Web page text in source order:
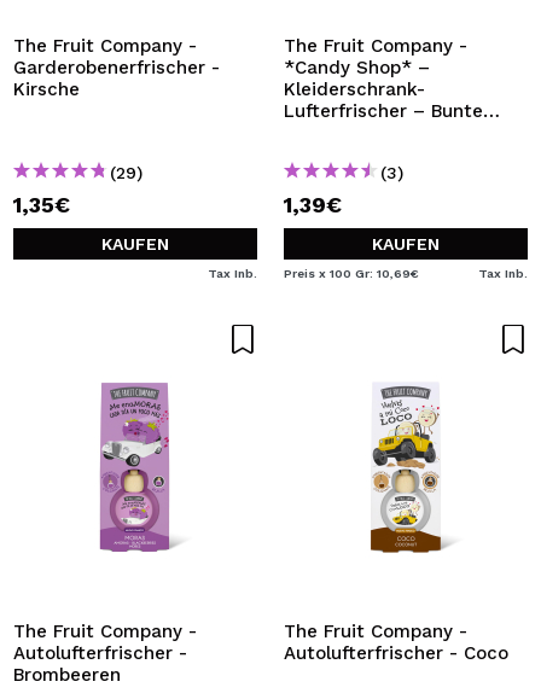
The Fruit Company -
Garderobenerfrischer -
Kirsche
(29)
1,35€
KAUFEN
Tax Inb.
The Fruit Company -
*Candy Shop* –
Kleiderschrank-
Lufterfrischer – Bunte
(3)
1,39€
KAUFEN
Preis x 100 Gr: 10,69€ Tax Inb.
The Fruit Company -
Autolufterfrischer -
Brombeeren
The Fruit Company -
Autolufterfrischer - Coco